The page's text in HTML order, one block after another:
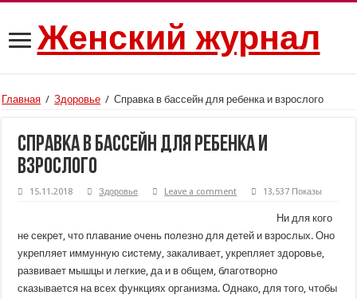
Женский журнал
Главная / Здоровье / Справка в бассейн для ребенка и взрослого
Справка в бассейн для ребенка и
взрослого
15.11.2018 Здоровье Leave a comment 13,537 Показы
Ни для кого
не секрет, что плавание очень полезно для детей и взрослых. Оно
укрепляет иммунную систему, закаливает, укрепляет здоровье,
развивает мышцы и легкие, да и в общем, благотворно
сказывается на всех функциях организма. Однако, для того, чтобы